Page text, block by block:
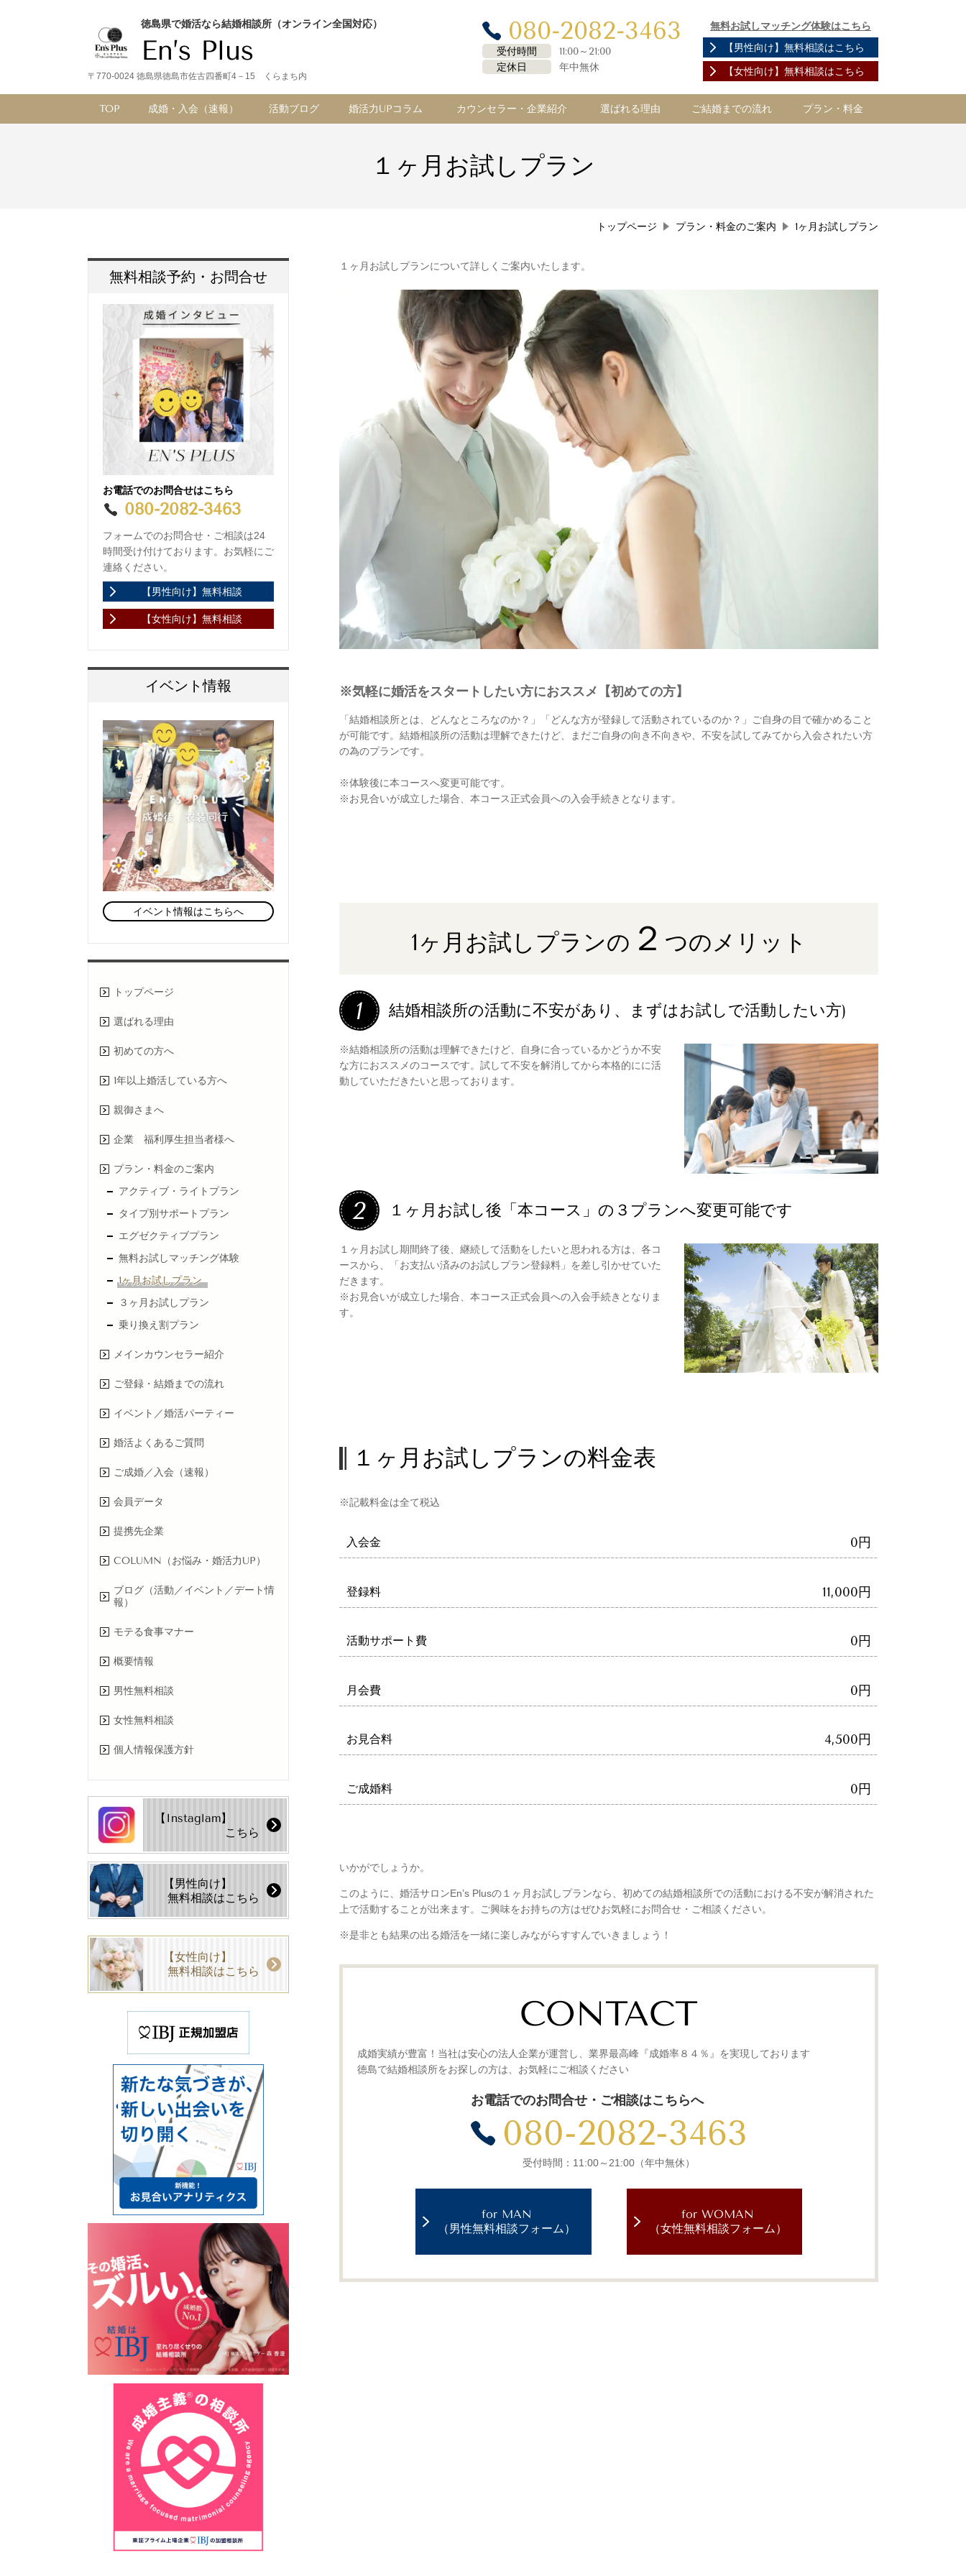
徳島県で婚活なら結婚相談所（オンライン全国対応）
En’s Plus
〒770-0024 徳島県徳島市佐古四番町4－15 くらまち内
080-2082-3463
受付時間
11:00～21:00
定休日
年中無休
無料お試しマッチング体験はこちら
【男性向け】 無料相談はこちら
【女性向け】 無料相談はこちら
TOP 成婚・入会（速報） 活動ブログ 婚活力UPコラム カウンセラー・企業紹介 選ばれる理由 ご結婚までの流れ プラン・料金
１ヶ月お試しプラン
トップページ プラン・料金のご案内 1ヶ月お試しプラン
１ヶ月お試しプランについて詳しくご案内いたします。
※気軽に婚活をスタートしたい方におススメ【初めての方】
「結婚相談所とは、どんなところなのか？」「どんな方が登録して活動されているのか？」ご自身の目で確かめること
が可能です。結婚相談所の活動は理解できたけど、まだご自身の向き不向きや、不安を試してみてから入会されたい方
の為のプランです。
※体験後に本コースへ変更可能です。
※お見合いが成立した場合、本コース正式会員への入会手続きとなります。
1ヶ月お試しプランの ２ つのメリット
結婚相談所の活動に不安があり、まずはお試しで活動したい方)
※結婚相談所の活動は理解できたけど、自身に合っているかどうか不安
な方におススメのコースです。試して不安を解消してから本格的にに活
動していただきたいと思っております。
１ヶ月お試し後「本コース」の３プランへ変更可能です
１ヶ月お試し期間終了後、継続して活動をしたいと思われる方は、各コ
ースから、「お支払い済みのお試しプラン登録料」を差し引かせていた
だきます。
※お見合いが成立した場合、本コース正式会員への入会手続きとなりま
す。
１ヶ月お試しプランの料金表
※記載料金は全て税込
入会金 0円
登録料 11,000円
活動サポート費 0円
月会費 0円
お見合料 4,500円
ご成婚料 0円
いかがでしょうか。
このように、婚活サロンEn’s Plusの１ヶ月お試しプランなら、初めての結婚相談所での活動における不安が解消された
上で活動することが出来ます。ご興味をお持ちの方はぜひお気軽にお問合せ・ご相談ください。
※是非とも結果の出る婚活を一緒に楽しみながらすすんでいきましょう！
CONTACT
成婚実績が豊富！当社は安心の法人企業が運営し、業界最高峰『成婚率８４％』を実現しております
徳島で結婚相談所をお探しの方は、お気軽にご相談ください
お電話でのお問合せ・ご相談はこちらへ
080-2082-3463
受付時間：11:00～21:00（年中無休）
for MAN
（男性無料相談フォーム）
for WOMAN
（女性無料相談フォーム）
無料相談予約・お問合せ
お電話でのお問合せはこちら
080-2082-3463
フォームでのお問合せ・ご相談は24
時間受け付けております。お気軽にご
連絡ください。
【男性向け】無料相談
【女性向け】無料相談
イベント情報
イベント情報はこちらへ
トップページ
選ばれる理由
初めての方へ
1年以上婚活している方へ
親御さまへ
企業 福利厚生担当者様へ
プラン・料金のご案内
アクティブ・ライトプラン
タイプ別サポートプラン
エグゼクティブプラン
無料お試しマッチング体験
1ヶ月お試しプラン
３ヶ月お試しプラン
乗り換え割プラン
メインカウンセラー紹介
ご登録・結婚までの流れ
イベント／婚活パーティー
婚活よくあるご質問
ご成婚／入会（速報）
会員データ
提携先企業
COLUMN（お悩み・婚活力UP）
ブログ（活動／イベント／デート情
報）
モテる食事マナー
概要情報
男性無料相談
女性無料相談
個人情報保護方針
【Instaglam】
こちら
【男性向け】
無料相談はこちら
【女性向け】
無料相談はこちら